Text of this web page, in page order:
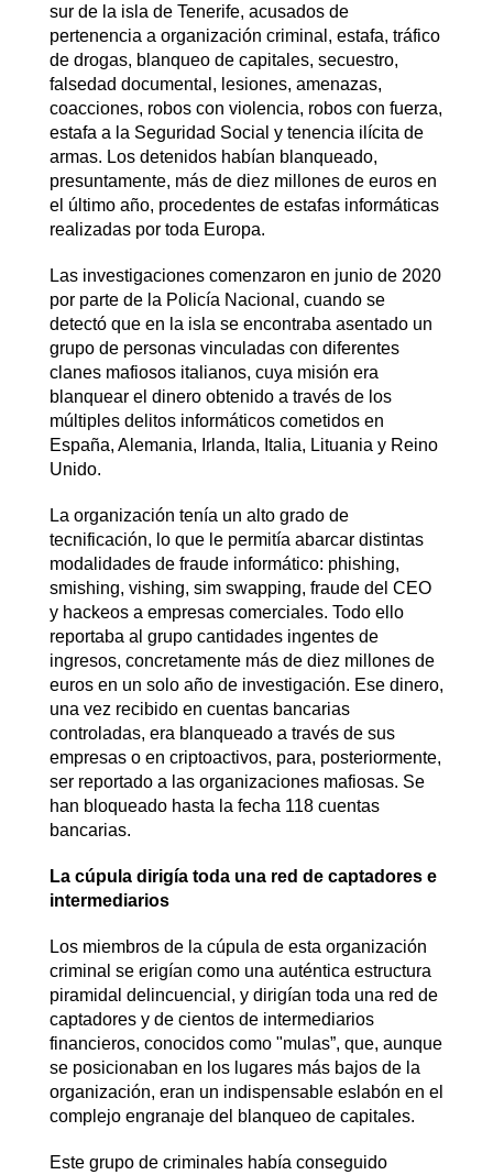
sur de la isla de Tenerife, acusados de
pertenencia a organización criminal, estafa, tráfico
de drogas, blanqueo de capitales, secuestro,
falsedad documental, lesiones, amenazas,
coacciones, robos con violencia, robos con fuerza,
estafa a la Seguridad Social y tenencia ilícita de
armas. Los detenidos habían blanqueado,
presuntamente, más de diez millones de euros en
el último año, procedentes de estafas informáticas
realizadas por toda Europa.
Las investigaciones comenzaron en junio de 2020
por parte de la Policía Nacional, cuando se
detectó que en la isla se encontraba asentado un
grupo de personas vinculadas con diferentes
clanes mafiosos italianos, cuya misión era
blanquear el dinero obtenido a través de los
múltiples delitos informáticos cometidos en
España, Alemania, Irlanda, Italia, Lituania y Reino
Unido.
La organización tenía un alto grado de
tecnificación, lo que le permitía abarcar distintas
modalidades de fraude informático: phishing,
smishing, vishing, sim swapping, fraude del CEO
y hackeos a empresas comerciales. Todo ello
reportaba al grupo cantidades ingentes de
ingresos, concretamente más de diez millones de
euros en un solo año de investigación. Ese dinero,
una vez recibido en cuentas bancarias
controladas, era blanqueado a través de sus
empresas o en criptoactivos, para, posteriormente,
ser reportado a las organizaciones mafiosas. Se
han bloqueado hasta la fecha 118 cuentas
bancarias.
La cúpula dirigía toda una red de captadores e
intermediarios
Los miembros de la cúpula de esta organización
criminal se erigían como una auténtica estructura
piramidal delincuencial, y dirigían toda una red de
captadores y de cientos de intermediarios
financieros, conocidos como "mulas”, que, aunque
se posicionaban en los lugares más bajos de la
organización, eran un indispensable eslabón en el
complejo engranaje del blanqueo de capitales.
Este grupo de criminales había conseguido